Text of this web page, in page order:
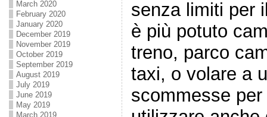
March 2020
February 2020
January 2020
December 2019
November 2019
October 2019
September 2019
August 2019
July 2019
June 2019
May 2019
March 2019
senza limiti per
è più potuto
treno, parco
taxi, o volare a
scommesse